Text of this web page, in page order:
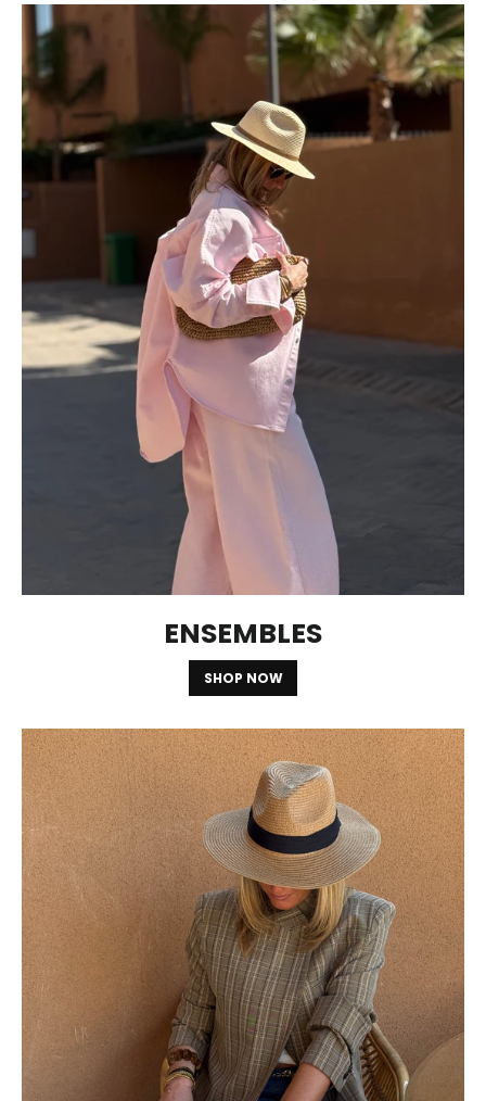
ENSEMBLES
SHOP NOW